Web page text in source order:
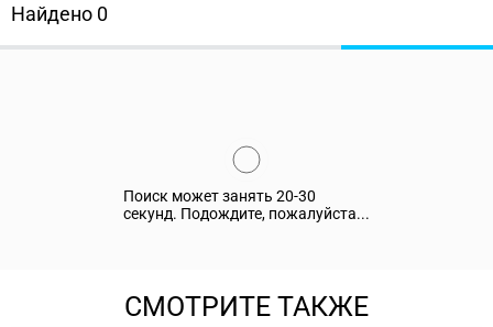
Найдено 0
Поиск может занять 20-30
секунд. Подождите, пожалуйста...
СМОТРИТЕ ТАКЖЕ